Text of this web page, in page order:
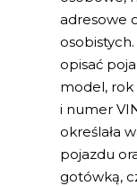
adresowe
opisać
model, rok
i numer
określała
pojazdu
gotówką,